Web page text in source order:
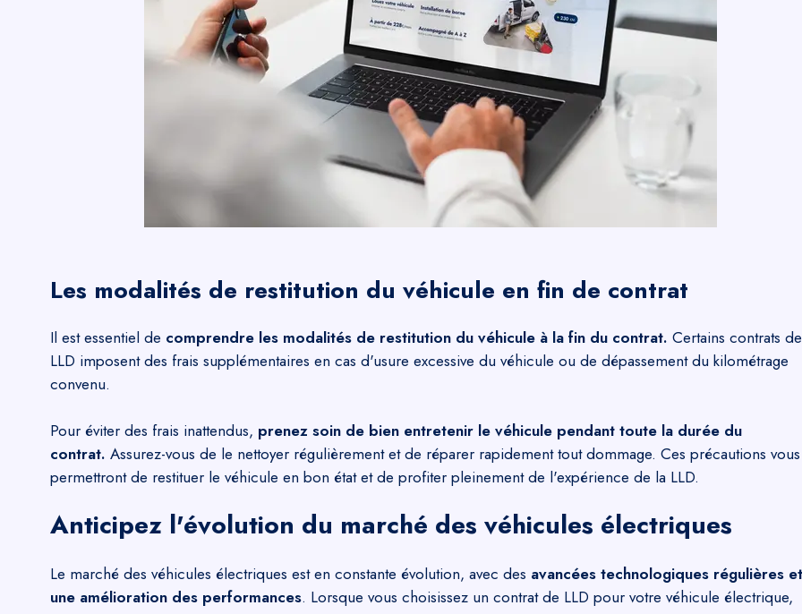
Les modalités de restitution du véhicule en fin de contrat
Il est essentiel de comprendre les modalités de restitution du véhicule à la fin du contrat. Certains contrats de
LLD imposent des frais supplémentaires en cas d'usure excessive du véhicule ou de dépassement du kilométrage
convenu.
Pour éviter des frais inattendus, prenez soin de bien entretenir le véhicule pendant toute la durée du
contrat. Assurez-vous de le nettoyer régulièrement et de réparer rapidement tout dommage. Ces précautions vous
permettront de restituer le véhicule en bon état et de profiter pleinement de l'expérience de la LLD.
Anticipez l'évolution du marché des véhicules électriques
Le marché des véhicules électriques est en constante évolution, avec des avancées technologiques régulières et
une amélioration des performances. Lorsque vous choisissez un contrat de LLD pour votre véhicule électrique,